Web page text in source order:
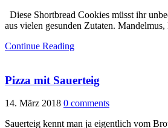
Diese Shortbread Cookies müsst ihr
aus vielen gesunden Zutaten.
Continue Reading
Pizza mit Sauerteig
14. März 2018 0 comments
Sauerteig kennt man ja eigentlich vom